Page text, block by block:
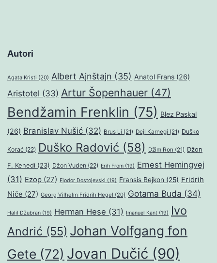
Autori
Agata Kristi (20) Albert Ajnštajn (35) Anatol Frans (26)
Aristotel (33) Artur Šopenhauer (47)
Bendžamin Frenklin (75) Blez Paskal
(26) Branislav Nušić (32) Brus Li (21) Dejl Karnegi (21) Duško
Korać (22) Duško Radović (58) Džim Ron (21) Džon
F. Kenedi (23) Džon Vuden (22) Erih From (19) Ernest Hemingvej
(31) Ezop (27) Fjodor Dostojevski (19) Fransis Bejkon (25) Fridrih
Niče (27) Georg Vilhelm Fridrih Hegel (20) Gotama Buda (34)
Halil Džubran (19) Herman Hese (31) Imanuel Kant (19)
Ivo
Andrić (55) Johan Volfgang fon
Gete (72) Jovan Dučić (90)